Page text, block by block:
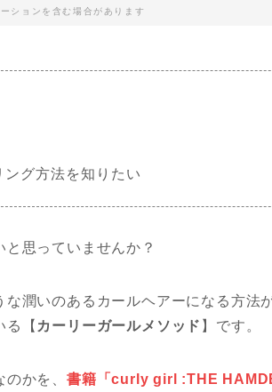
ションを含む場合があります
グ方法を知りたい
思っていませんか？
潤いのあるカールヘアーになる方法
る【 カーリーガールメソッド 】です。
のかを、書籍「curly girl :THE